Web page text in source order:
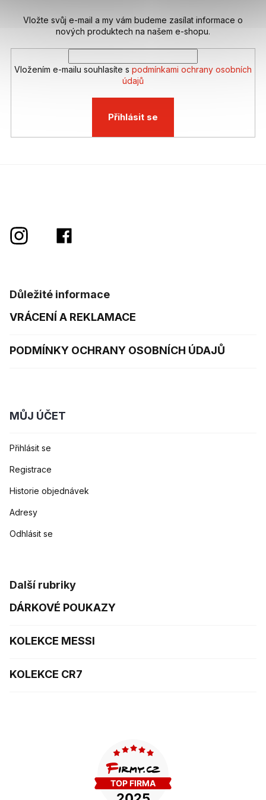
Vložte svůj e-mail a my vám budeme zasílat informace o
nových produktech na našem e-shopu.
Vložením e-mailu souhlasíte s podmínkami ochrany osobních
údajů
Přihlásit se
Důležité informace
VRÁCENÍ A REKLAMACE
PODMÍNKY OCHRANY OSOBNÍCH ÚDAJŮ
MŮJ ÚČET
Přihlásit se
Registrace
Historie objednávek
Adresy
Odhlásit se
Další rubriky
DÁRKOVÉ POUKAZY
KOLEKCE MESSI
KOLEKCE CR7